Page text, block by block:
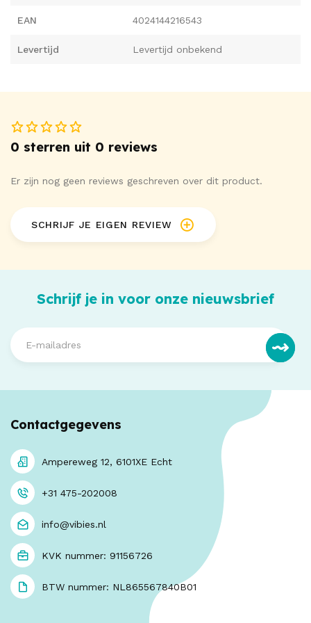
95% polyester, 5% elastaan.
o.a. dames lingerie bijVibies!
EAN 4024144216543
Levertijd Levertijd onbekend
0 sterren uit 0 reviews
Er zijn nog geen reviews geschreven over dit product.
SCHRIJF JE EIGEN REVIEW
Schrijf je in voor onze nieuwsbrief
Contactgegevens
Ampereweg 12, 6101XE Echt
+31 475-202008
info@vibies.nl
KVK nummer: 91156726
BTW nummer: NL865567840B01